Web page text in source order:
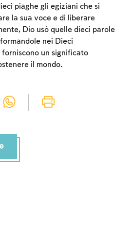
piaghe gli egiziani che si
la sua voce e di liberare
Dio usò quelle dieci parole
nei Dieci
forniscono un significato
il mondo.